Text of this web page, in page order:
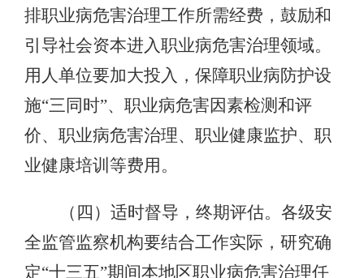
排职业病危害治理工作所需经费，鼓励和
引导社会资本进入职业病危害治理领域。
用人单位要加大投入，保障职业病防护设
施“三同时”、职业病危害因素检测和评
价、职业病危害治理、职业健康监护、职
业健康培训等费用。
（四）适时督导，终期评估。各级安
全监管监察机构要结合工作实际，研究确
定“十三五”期间本地区职业病危害治理任